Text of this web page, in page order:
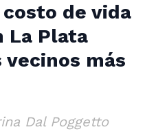
de vida
La Plata
más
Dal Poggetto